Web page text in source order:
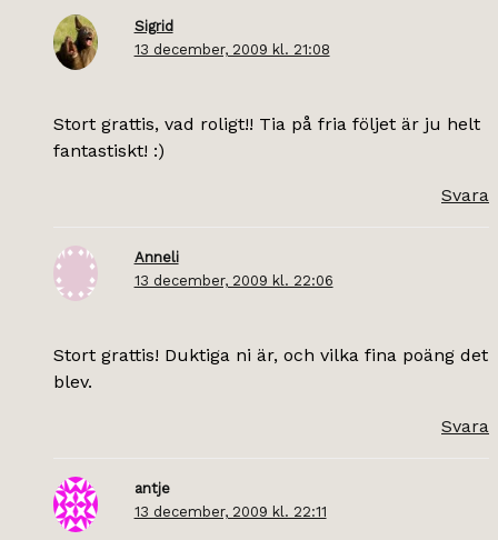
Sigrid
13 december, 2009 kl. 21:08
Stort grattis, vad roligt!! Tia på fria följet är ju helt
fantastiskt! :)
Svara
Anneli
13 december, 2009 kl. 22:06
Stort grattis! Duktiga ni är, och vilka fina poäng det
blev.
Svara
antje
13 december, 2009 kl. 22:11